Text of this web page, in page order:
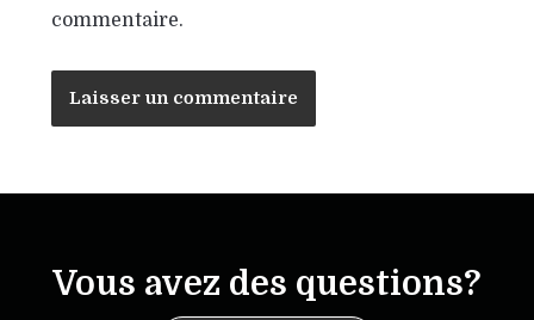
commentaire.
Vous avez des questions?